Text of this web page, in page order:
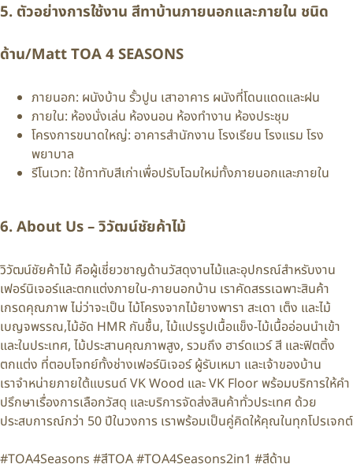
5. ตัวอย่างการใช้งาน สีทาบ้านภายนอกและภายใน ชนิด
ด้าน/Matt TOA 4 SEASONS
ภายนอก: ผนังบ้าน รั้วปูน เสาอาคาร ผนังที่โดนแดดและฝน
ภายใน: ห้องนั่งเล่น ห้องนอน ห้องทำงาน ห้องประชุม
โครงการขนาดใหญ่: อาคารสำนักงาน โรงเรียน โรงแรม โรง
พยาบาล
รีโนเวท: ใช้ทาทับสีเก่าเพื่อปรับโฉมใหม่ทั้งภายนอกและภายใน
6. About Us – วิวัฒน์ชัยค้าไม้
วิวัฒน์ชัยค้าไม้ คือผู้เชี่ยวชาญด้านวัสดุงานไม้และอุปกรณ์สำหรับงาน
เฟอร์นิเจอร์และตกแต่งภายใน-ภายนอกบ้าน เราคัดสรรเฉพาะสินค้า
เกรดคุณภาพ ไม่ว่าจะเป็น ไม้โครงจากไม้ยางพารา สะเดา เต็ง และไม้
เบญจพรรณ,ไม้อัด HMR กันชื้น, ไม้แปรรูปเนื้อแข็ง-ไม้เนื้ออ่อนนำเข้า
และในประเทศ, ไม้ประสานคุณภาพสูง, รวมถึง ฮาร์ดแวร์ สี และฟิตติ้ง
ตกแต่ง ที่ตอบโจทย์ทั้งช่างเฟอร์นิเจอร์ ผู้รับเหมา และเจ้าของบ้าน
เราจำหน่ายภายใต้แบรนด์ VK Wood และ VK Floor พร้อมบริการให้คำ
ปรึกษาเรื่องการเลือกวัสดุ และบริการจัดส่งสินค้าทั่วประเทศ ด้วย
ประสบการณ์กว่า 50 ปีในวงการ เราพร้อมเป็นคู่คิดให้คุณในทุกโปรเจกต์
#TOA4Seasons #สีTOA #TOA4Seasons2in1 #สีด้าน